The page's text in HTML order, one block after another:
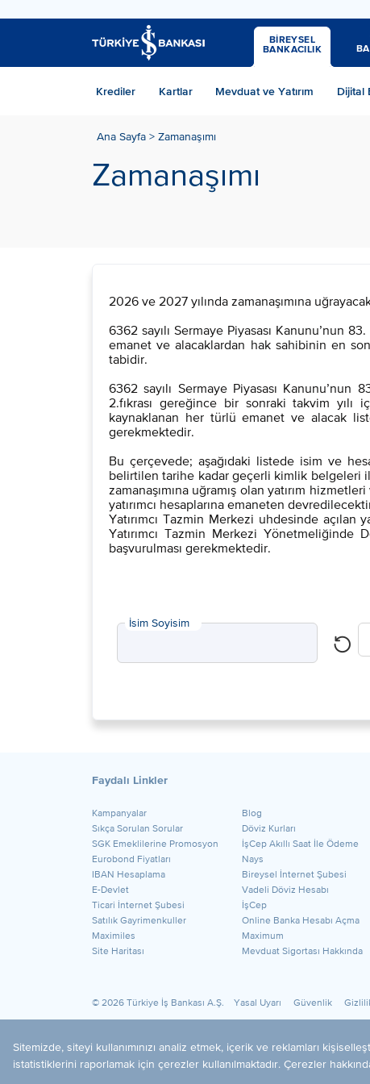
BİREYSEL
BANKACILIK
Krediler Kartlar Mevduat ve Yatırım Dijital
Ana Sayfa > Zamanaşımı
Zamanaşımı
2026 ve 2027 yılında zamanaşımına
6362 sayılı Sermaye Piyasası Kanunu’nun
emanet ve alacaklardan hak sahibinin en
tabidir.
6362 sayılı Sermaye Piyasası Kanunu’nun
2.fıkrası gereğince bir sonraki takvim yılı
kaynaklanan her türlü emanet ve alacak
gerekmektedir.
Bu çerçevede; aşağıdaki listede isim ve
belirtilen tarihe kadar geçerli kimlik belgeleri
zamanaşımına uğramış olan yatırım
yatırımcı hesaplarına emaneten
Yatırımcı Tazmin Merkezi uhdesinde açılan
Yatırımcı Tazmin Merkezi Yönetmeliğinde
başvurulması gerekmektedir.​​
İsim Soyisim
Faydalı Linkler
Kampanyalar Blog
Sıkça Sorulan Sorular
Döviz Kurları
SGK Emeklilerine Promosyon
İşCep Akıllı Saat İle Ödeme
Eurobond Fiyatları
Nays
IBAN Hesaplama
Bireysel İnternet Şubesi
E-Devlet
Vadeli Döviz Hesabı
Ticari İnternet Şubesi
İşCep
Satılık Gayrimenkuller
Online Banka Hesabı Açma
Maximiles
Maximum
Site Haritası
Mevduat Sigortası Hakkında
© 2026 Türkiye İş Bankası A.Ş. Yasal Uyarı Güvenlik